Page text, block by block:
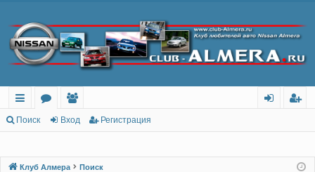
с
лк
м
ол
ов
тр
Поиск Вход Регистрация
Клуб Алмера Поиск